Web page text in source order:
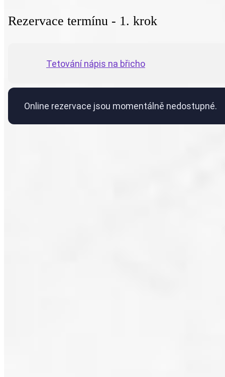
Rezervace termínu - 1. krok
Tetování nápis na břicho
Online rezervace jsou momentálně nedostupné.